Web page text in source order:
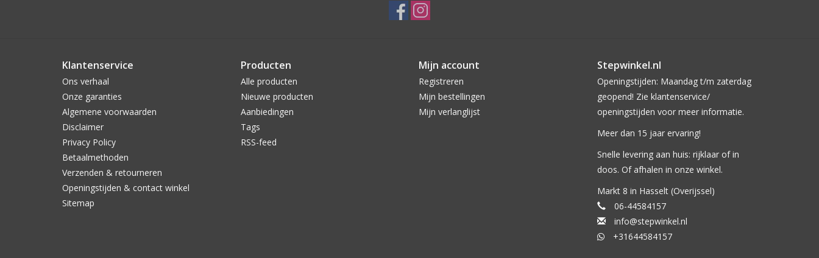
Klantenservice
Ons verhaal
Onze garanties
Algemene voorwaarden
Disclaimer
Privacy Policy
Betaalmethoden
Verzenden & retourneren
Openingstijden & contact winkel
Sitemap
Producten
Alle producten
Nieuwe producten
Aanbiedingen
Tags
RSS-feed
Mijn account
Registreren
Mijn bestellingen
Mijn verlanglijst
Stepwinkel.nl
Openingstijden: Maandag t/m zaterdag
geopend! Zie klantenservice/
openingstijden voor meer informatie.
Meer dan 15 jaar ervaring!
Snelle levering aan huis: rijklaar of in
doos. Of afhalen in onze winkel.
Markt 8 in Hasselt (Overijssel)
06-44584157
info@stepwinkel.nl
+31644584157